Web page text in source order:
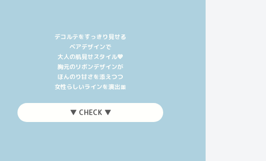
デコルテをすっきり見せる
ベアデザインで
大人の肌見せスタイル💙
胸元のリボンデザインが
ほんのり甘さを添えつつ
女性らしいラインを演出🎀
▼ CHECK ▼